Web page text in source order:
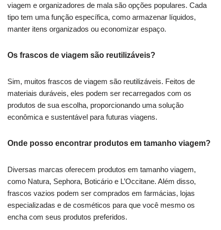
viagem e organizadores de mala são opções populares. Cada
tipo tem uma função específica, como armazenar líquidos,
manter itens organizados ou economizar espaço.
Os frascos de viagem são reutilizáveis?
Sim, muitos frascos de viagem são reutilizáveis. Feitos de
materiais duráveis, eles podem ser recarregados com os
produtos de sua escolha, proporcionando uma solução
econômica e sustentável para futuras viagens.
Onde posso encontrar produtos em tamanho viagem?
Diversas marcas oferecem produtos em tamanho viagem,
como Natura, Sephora, Boticário e L’Occitane. Além disso,
frascos vazios podem ser comprados em farmácias, lojas
especializadas e de cosméticos para que você mesmo os
encha com seus produtos preferidos.